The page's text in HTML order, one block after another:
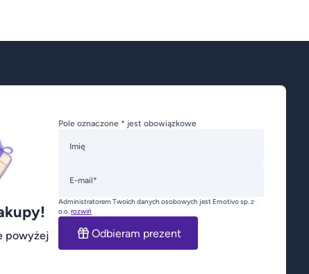
powyżej
Pole oznaczone * jest obowiązkowe
Imię
E-mail*
Administratorem Twoich danych osobowych jest Emotivo sp. z
o.o.rozwiń
Odbieram prezent